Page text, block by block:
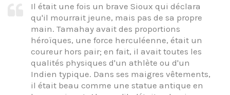
Il était une fois un brave Sioux qui déclara
qu'il mourrait jeune, mais pas de sa propre
main. Tamahay avait des proportions
héroïques, une force herculéenne, était un
coureur hors pair; en fait, il avait toutes les
qualités physiques d'un athlète ou d'un
Indien typique. Dans ses maigres vêtements,
il était beau comme une statue antique en